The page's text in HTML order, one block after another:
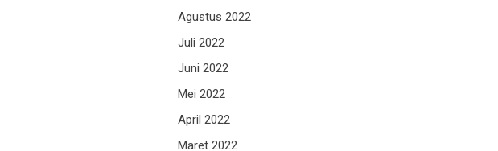
Agustus 2022
Juli 2022
Juni 2022
Mei 2022
April 2022
Maret 2022